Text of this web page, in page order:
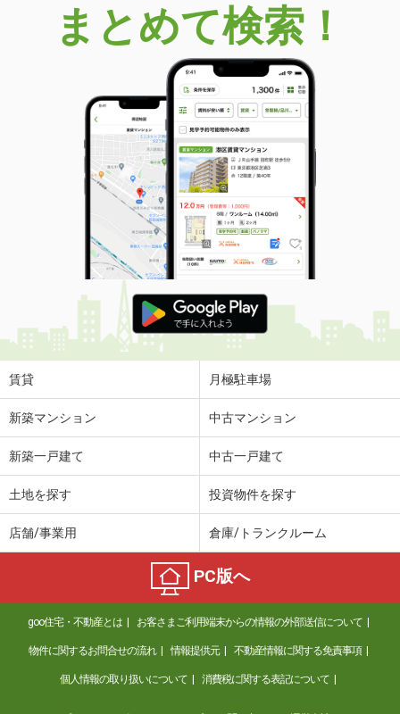
まとめて検索！
賃貸 月極駐車場
新築マンション 中古マンション
新築一戸建て 中古一戸建て
土地を探す 投資物件を探す
店舗/事業用 倉庫/トランクルーム
PC版へ
goo住宅・不動産とは お客さまご利用端末からの情報の外部送信について
物件に関するお問合せの流れ 情報提供元 不動産情報に関する免責事項
個人情報の取り扱いについて 消費税に関する表記について